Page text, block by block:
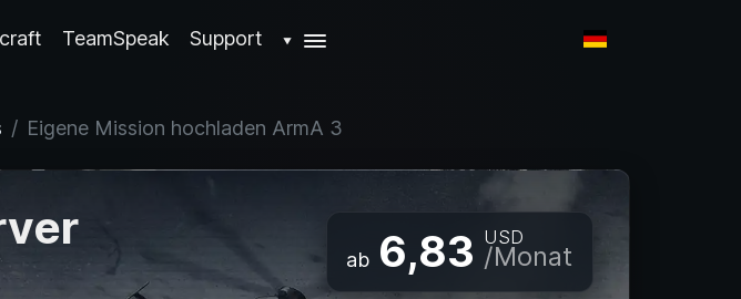
TeamSpeak Support ▼
Eigene Mission hochladen ArmA 3
ab 6,83 USD
/Monat